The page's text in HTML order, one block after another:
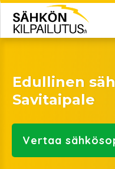
Edullinen
Savitaipale
Vertaa